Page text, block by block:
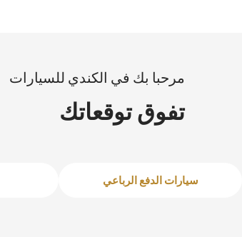
إبتداء من 62,900 درهم
مرحبا بك في الكندي للسيارات
تفوق توقعاتك
سيارات الدفع الرباعي